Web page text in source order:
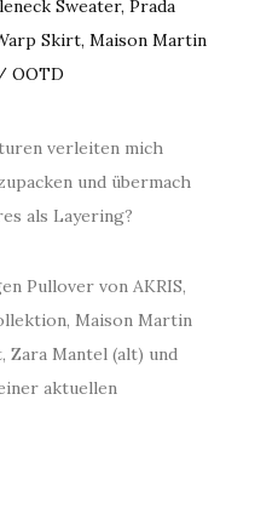
verleiten mich
und übermach
als Layering?
Pullover von AKRIS,
Maison Martin
Zara Mantel (alt) und
aktuellen